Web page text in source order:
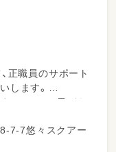
システム入力や、
正職員のサポート
します。
せんので、子ども
できますよ◎
入れ、見送り
7-7悠々スクアー